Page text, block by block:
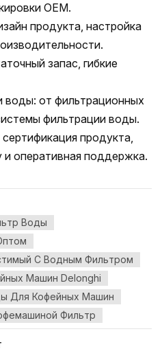
OEM.
продукта, настройка
запас, гибкие
воды: от фильтрационных
фильтрации воды.
продукта,
и оперативная поддержка.
Воды
С Водным Фильтром
Машин Delonghi
Для Кофейных Машин
Фильтр